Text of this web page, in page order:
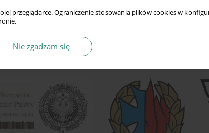
przeglądarce. Ograniczenie stosowania plików cookies w
Nie zgadzam się